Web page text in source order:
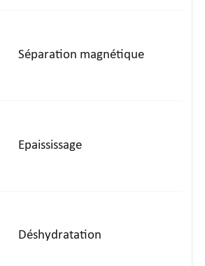
Séparation magnétique
Epaississage
Déshydratation